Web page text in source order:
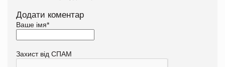
Додати коментар
Ваше імя*
Захист від СПАМ